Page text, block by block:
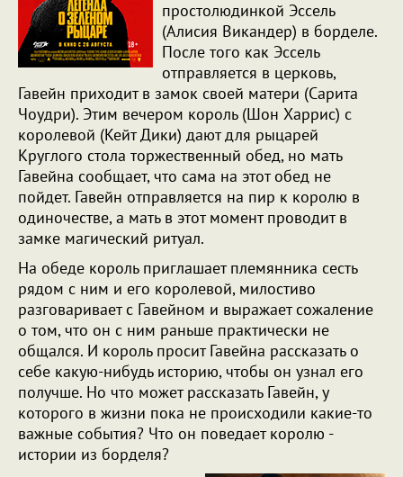
простолюдинкой Эссель
(Алисия Викандер) в борделе.
После того как Эссель
отправляется в церковь,
Гавейн приходит в замок своей матери (Сарита
Чоудри). Этим вечером король (Шон Харрис) с
королевой (Кейт Дики) дают для рыцарей
Круглого стола торжественный обед, но мать
Гавейна сообщает, что сама на этот обед не
пойдет. Гавейн отправляется на пир к королю в
одиночестве, а мать в этот момент проводит в
замке магический ритуал.
На обеде король приглашает племянника сесть
рядом с ним и его королевой, милостиво
разговаривает с Гавейном и выражает сожаление
о том, что он с ним раньше практически не
общался. И король просит Гавейна рассказать о
себе какую-нибудь историю, чтобы он узнал его
получше. Но что может рассказать Гавейн, у
которого в жизни пока не происходили какие-то
важные события? Что он поведает королю -
истории из борделя?